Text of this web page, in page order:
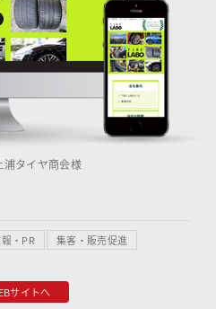
浦タイヤ商会様
・PR 集客・販売促進
サイトへ